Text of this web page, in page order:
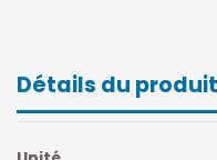
Détails du produit